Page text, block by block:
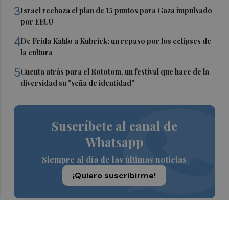
3Israel rechaza el plan de 15 puntos para Gaza impulsado
por EEUU
4De Frida Kahlo a Kubrick: un repaso por los eclipses de
la cultura
5Cuenta atrás para el Rototom, un festival que hace de la
diversidad su "seña de identidad"
Suscríbete al canal de
Whatsapp
Siempre al día de las últimas noticias
¡Quiero suscribirme!